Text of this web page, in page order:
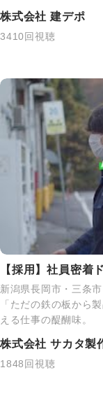
株式会社 建デポ
3410回視聴
【採用】社員密
新潟県長岡市・三条
「ただの鉄の板から
える仕事の醍醐味。
株式会社 サカタ製
1848回視聴